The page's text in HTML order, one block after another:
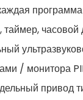
таймер,
/ монитора
привод